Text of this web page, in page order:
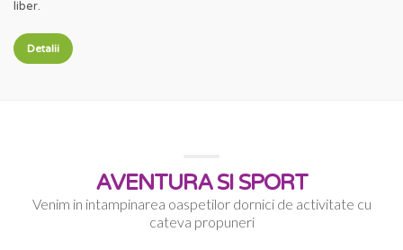
liber.
Detalii
AVENTURA SI SPORT
Venim in intampinarea oaspetilor dornici de activitate cu
cateva propuneri